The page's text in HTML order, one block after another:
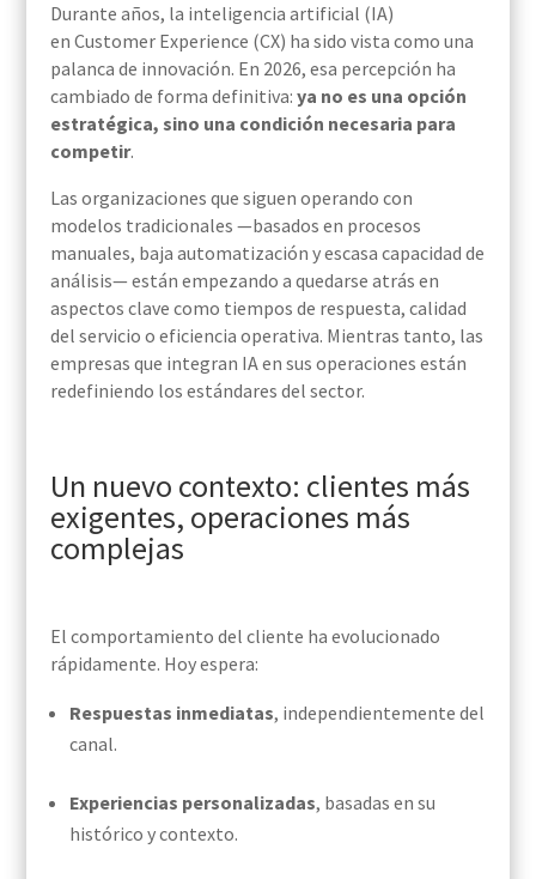
Durante años, la inteligencia artificial (IA)
en Customer Experience (CX) ha sido vista como una
palanca de innovación. En 2026, esa percepción ha
cambiado de forma definitiva: ya no es una opción
estratégica, sino una condición necesaria para
competir.
Las organizaciones que siguen operando con
modelos tradicionales —basados en procesos
manuales, baja automatización y escasa capacidad de
análisis— están empezando a quedarse atrás en
aspectos clave como tiempos de respuesta, calidad
del servicio o eficiencia operativa. Mientras tanto, las
empresas que integran IA en sus operaciones están
redefiniendo los estándares del sector.
Un nuevo contexto: clientes más
exigentes, operaciones más
complejas
El comportamiento del cliente ha evolucionado
rápidamente. Hoy espera:
Respuestas inmediatas, independientemente del
canal.
Experiencias personalizadas, basadas en su
histórico y contexto.